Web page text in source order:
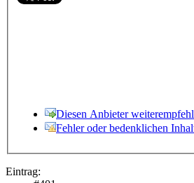
Diesen Anbieter
Fehler oder bedenklichen
Eintrag: